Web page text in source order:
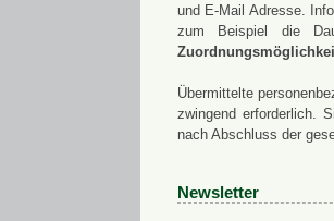
und E-Mail Adresse.
zum Beispiel die
Übermittelte
zwingend erforderlich.
nach Abschluss der
Newsletter